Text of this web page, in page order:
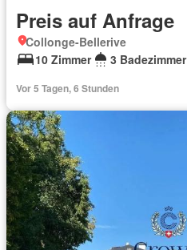
Preis auf Anfrage
Collonge-Bellerive
10 Zimmer
3 Badezimmer
Vor 5 Tagen, 6 Stunden